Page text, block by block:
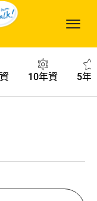
10年資 5年